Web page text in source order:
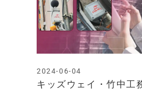
キッズウェイ・竹中工
2024-06-04